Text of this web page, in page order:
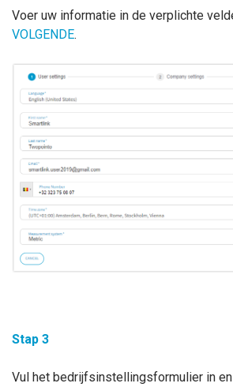
Voer uw informatie in de verplichte
VOLGENDE.
Stap 3
Vul het bedrijfsinstellingsformulier in